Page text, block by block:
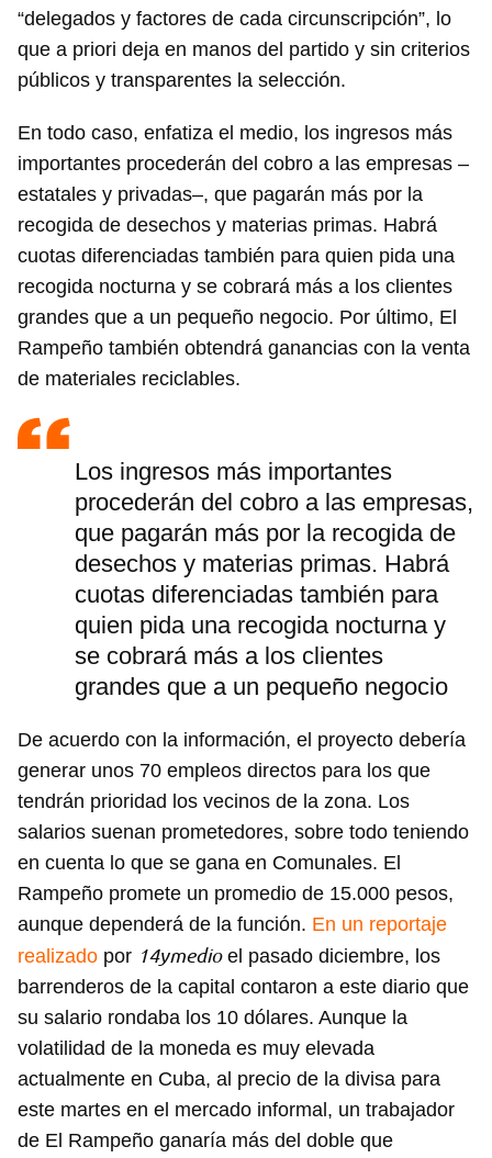
Guardar como favorito
Para poder guardar como favorito, primero has de
iniciar sesión con tu cuenta de 14ymedio.
INICIAR SESIÓN CANCELAR
“delegados y factores de cada circunscripción”, lo
que a priori deja en manos del partido y sin criterios
públicos y transparentes la selección.
En todo caso, enfatiza el medio, los ingresos más
importantes procederán del cobro a las empresas –
estatales y privadas–, que pagarán más por la
recogida de desechos y materias primas. Habrá
cuotas diferenciadas también para quien pida una
recogida nocturna y se cobrará más a los clientes
grandes que a un pequeño negocio. Por último, El
Rampeño también obtendrá ganancias con la venta
de materiales reciclables.
Los ingresos más importantes
procederán del cobro a las empresas,
que pagarán más por la recogida de
desechos y materias primas. Habrá
cuotas diferenciadas también para
quien pida una recogida nocturna y
se cobrará más a los clientes
grandes que a un pequeño negocio
De acuerdo con la información, el proyecto debería
generar unos 70 empleos directos para los que
tendrán prioridad los vecinos de la zona. Los
salarios suenan prometedores, sobre todo teniendo
en cuenta lo que se gana en Comunales. El
Rampeño promete un promedio de 15.000 pesos,
aunque dependerá de la función. En un reportaje
realizado por 14ymedioel pasado diciembre, los
barrenderos de la capital contaron a este diario que
su salario rondaba los 10 dólares. Aunque la
volatilidad de la moneda es muy elevada
actualmente en Cuba, al precio de la divisa para
este martes en el mercado informal, un trabajador
de El Rampeño ganaría más del doble que